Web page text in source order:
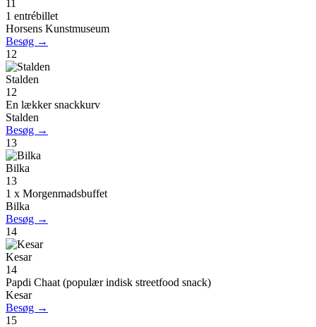
11
1 entrébillet
Horsens Kunstmuseum
Besøg →
12
Stalden
12
En lækker snackkurv
Stalden
Besøg →
13
Bilka
13
1 x Morgenmadsbuffet
Bilka
Besøg →
14
Kesar
14
Papdi Chaat (populær indisk streetfood snack)
Kesar
Besøg →
15